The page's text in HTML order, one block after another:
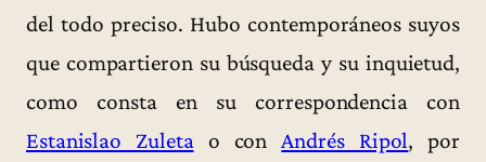
del todo preciso. Hubo contemporáneos suyos
que compartieron su búsqueda y su inquietud,
como consta en su correspondencia con
Estanislao Zuletao conAndrés Ripol, por